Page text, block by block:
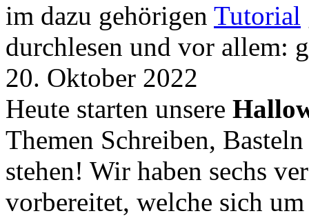
im dazu gehörigen Tutorial
durchlesen und vor allem:
20. Oktober 2022
Heute starten unsere
Themen Schreiben,
stehen! Wir haben sechs
vorbereitet, welche sich